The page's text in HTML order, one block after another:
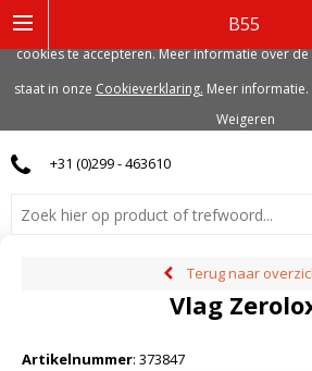
B55
0
+31 (0)299 - 463610
Terug naar
Vlag
Artikelnummer: 373847
gerelateerde cookies. Voor de beste
cookies te accepteren. Meer informatie over
staat in onze Cookieverklaring. Meer informatie.
Weigeren